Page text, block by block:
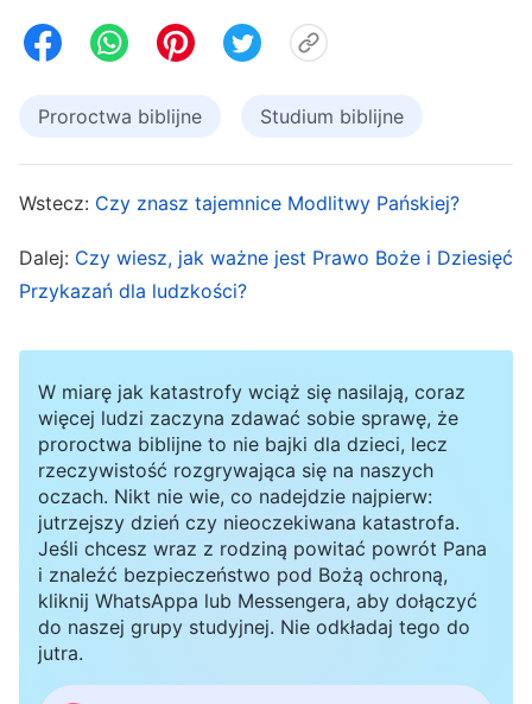
Bóg ustanowi swoje królestwo na ziemi i że
miejsce przeznaczenia, które zaaranżował dla
człowieka, także znajduje się na ziemi. Czyż
pojęciach i wyobrażeniach? I czyż nie oznacza
kroczenia ścieżką, która oddala nas od Boga?
Czym jest pochwycenie przed
nadejściem wielkiego ucisku?
Proroctwa biblijne Studium biblijne
Wstecz: Czy znasz tajemnice Modlitwy Pańskiej?
Dalej: Czy wiesz, jak ważne jest Prawo Boże i Dziesięć
Przykazań dla ludzkości?
W miarę jak katastrofy wciąż się nasilają, coraz
więcej ludzi zaczyna zdawać sobie sprawę, że
proroctwa biblijne to nie bajki dla dzieci, lecz
rzeczywistość rozgrywająca się na naszych
oczach. Nikt nie wie, co nadejdzie najpierw:
jutrzejszy dzień czy nieoczekiwana katastrofa.
Jeśli chcesz wraz z rodziną powitać powrót Pana
i znaleźć bezpieczeństwo pod Bożą ochroną,
kliknij WhatsAppa lub Messengera, aby dołączyć
do naszej grupy studyjnej. Nie odkładaj tego do
jutra.